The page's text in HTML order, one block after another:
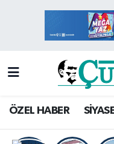
ÖZEL HABER
Mersin Hava
Mersin Namaz
Mersin Trafik